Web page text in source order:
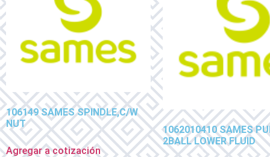
106149 SAMES SPINDLE,C/W
NUT
Agregar a cotización
1062010410 SAMES
2BALL LOWER FLUID